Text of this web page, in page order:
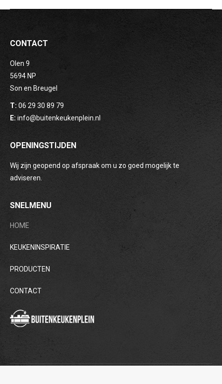
CONTACT
Olen 9
5694 NP
Son en Breugel
T: 06 29 30 89 79
E: info@buitenkeukenplein.nl
OPENINGSTIJDEN
Wij zijn geopend op afspraak om u zo goed mogelijk te
adviseren.
SNELMENU
HOME
KEUKENINSPIRATIE
PRODUCTEN
CONTACT